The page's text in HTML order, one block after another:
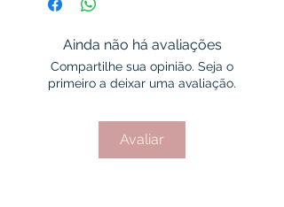
Ainda não há avaliações
Compartilhe sua opinião. Seja o
primeiro a deixar uma avaliação.
Avaliar